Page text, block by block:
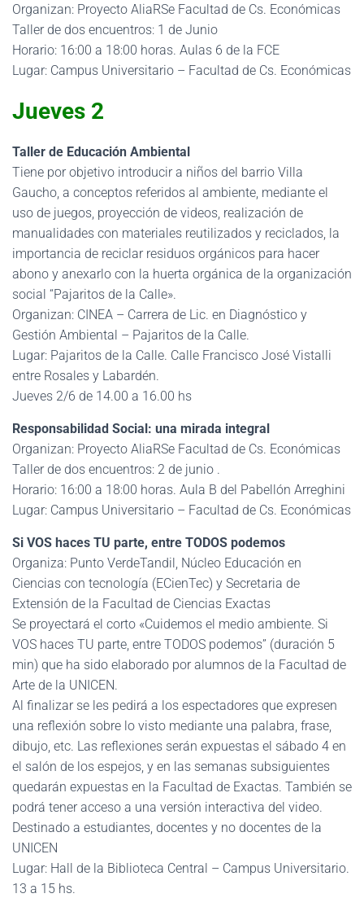
Organizan: Proyecto AliaRSe Facultad de Cs. Económicas
Taller de dos encuentros: 1 de Junio
Horario: 16:00 a 18:00 horas. Aulas 6 de la FCE
Lugar: Campus Universitario – Facultad de Cs. Económicas
Jueves 2
Taller de Educación Ambiental
Tiene por objetivo introducir a niños del barrio Villa
Gaucho, a conceptos referidos al ambiente, mediante el
uso de juegos, proyección de videos, realización de
manualidades con materiales reutilizados y reciclados, la
importancia de reciclar residuos orgánicos para hacer
abono y anexarlo con la huerta orgánica de la organización
social “Pajaritos de la Calle».
Organizan: CINEA – Carrera de Lic. en Diagnóstico y
Gestión Ambiental – Pajaritos de la Calle.
Lugar: Pajaritos de la Calle. Calle Francisco José Vistalli
entre Rosales y Labardén.
Jueves 2/6 de 14.00 a 16.00 hs
Responsabilidad Social: una mirada integral
Organizan: Proyecto AliaRSe Facultad de Cs. Económicas
Taller de dos encuentros: 2 de junio .
Horario: 16:00 a 18:00 horas. Aula B del Pabellón Arreghini
Lugar: Campus Universitario – Facultad de Cs. Económicas
Si VOS haces TU parte, entre TODOS podemos
Organiza: Punto VerdeTandil, Núcleo Educación en
Ciencias con tecnología (ECienTec) y Secretaria de
Extensión de la Facultad de Ciencias Exactas
Se proyectará el corto «Cuidemos el medio ambiente. Si
VOS haces TU parte, entre TODOS podemos” (duración 5
min) que ha sido elaborado por alumnos de la Facultad de
Arte de la UNICEN.
Al finalizar se les pedirá a los espectadores que expresen
una reflexión sobre lo visto mediante una palabra, frase,
dibujo, etc. Las reflexiones serán expuestas el sábado 4 en
el salón de los espejos, y en las semanas subsiguientes
quedarán expuestas en la Facultad de Exactas. También se
podrá tener acceso a una versión interactiva del video.
Destinado a estudiantes, docentes y no docentes de la
UNICEN
Lugar: Hall de la Biblioteca Central – Campus Universitario.
13 a 15 hs.